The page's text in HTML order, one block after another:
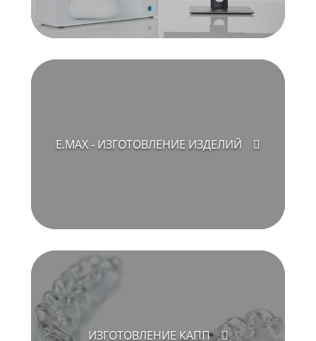
E.MAX - ИЗГОТОВЛЕНИЕ ИЗДЕЛИЙ
ИЗГОТОВЛЕНИЕ КАПП